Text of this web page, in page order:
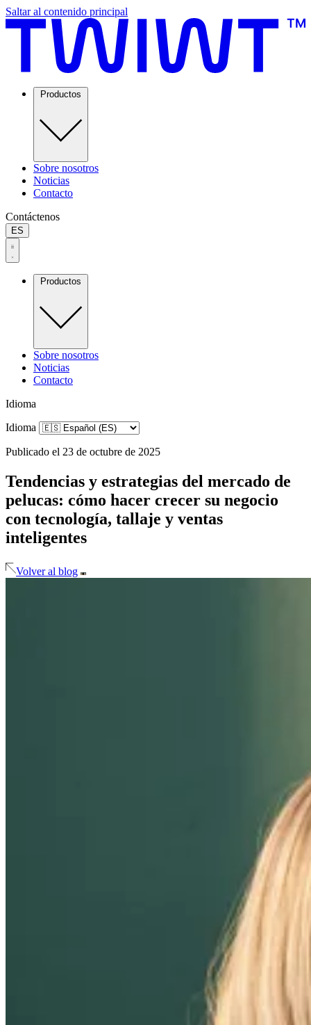
Saltar al contenido principal
Productos
Sobre nosotros
Noticias
Contacto
Contáctenos
ES
Productos
Sobre nosotros
Noticias
Contacto
Idioma
Idioma
Publicado el 23 de octubre de 2025
Tendencias y estrategias del mercado de
pelucas: cómo hacer crecer su negocio
con tecnología, tallaje y ventas
inteligentes
Volver al blog